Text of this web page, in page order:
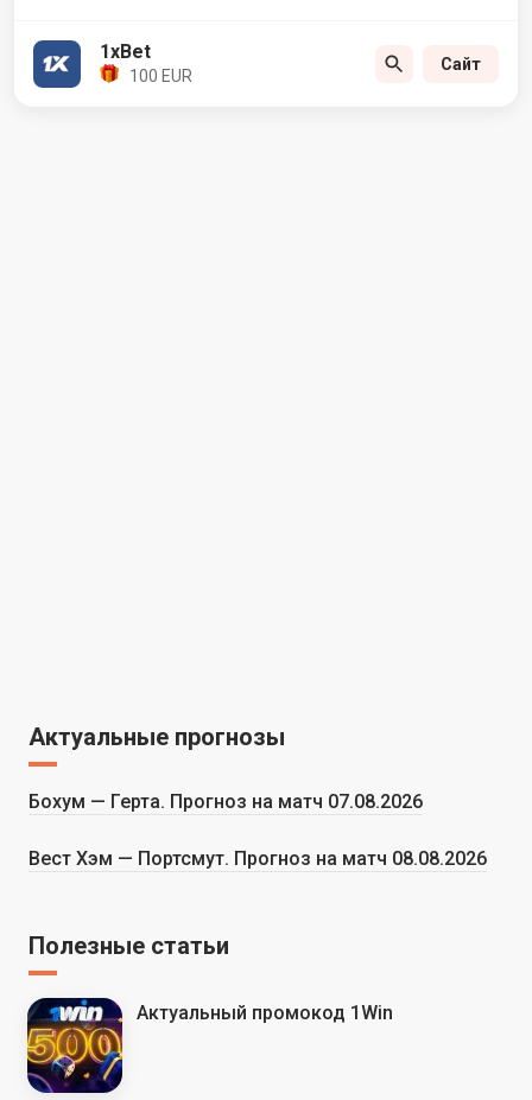
1xBet
100 EUR
Сайт
Актуальные прогнозы
Бохум — Герта. Прогноз на матч 07.08.2026
Вест Хэм — Портсмут. Прогноз на матч 08.08.2026
Полезные статьи
Актуальный промокод 1Win